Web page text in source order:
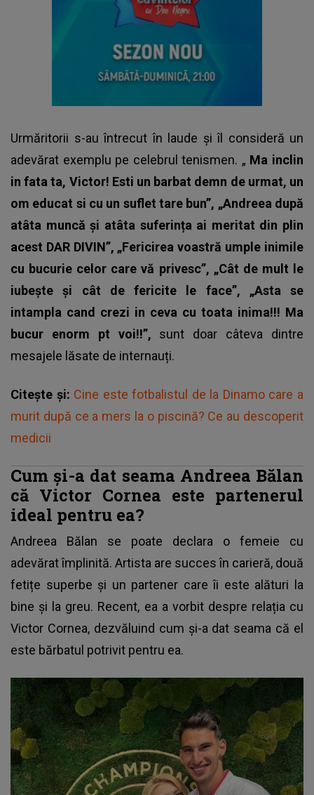
Urmăritorii s-au întrecut în laude și îl consideră un
adevărat exemplu pe celebrul tenismen. „ Ma inclin
in fata ta, Victor! Esti un barbat demn de urmat, un
om educat si cu un suflet tare bun”, „Andreea după
atâta muncă și atâta suferința ai meritat din plin
acest DAR DIVIN”, „Fericirea voastră umple inimile
cu bucurie celor care vă privesc”, „Cât de mult le
iubește și cât de fericite le face”, „Asta se
intampla cand crezi in ceva cu toata inima!!! Ma
bucur enorm pt voi!!”, sunt doar câteva dintre
mesajele lăsate de internauți.
Citește și: Cine este fotbalistul de la Dinamo care a
murit după ce a mers la o piscină? Ce au descoperit
medicii
Cum și-a dat seama Andreea Bălan
că Victor Cornea este partenerul
ideal pentru ea?
Andreea Bălan se poate declara o femeie cu
adevărat împlinită. Artista are succes în carieră, două
fetițe superbe și un partener care îi este alături la
bine și la greu. Recent, ea a vorbit despre relația cu
Victor Cornea, dezvăluind cum și-a dat seama că el
este bărbatul potrivit pentru ea.